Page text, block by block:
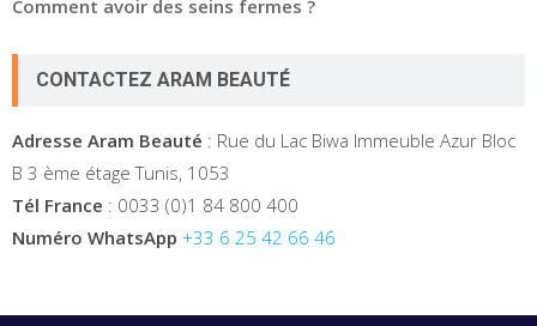
Comment avoir des seins fermes ?
CONTACTEZ ARAM BEAUTÉ
Adresse Aram Beauté : Rue du Lac Biwa Immeuble Azur Bloc
B 3 ème étage Tunis, 1053
Tél France : 0033 (0)1 84 800 400
Numéro WhatsApp +33 6 25 42 66 46